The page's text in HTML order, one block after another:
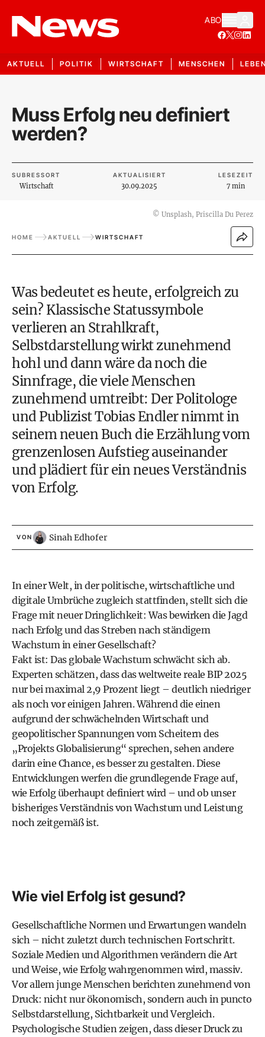
ABO
AKTUELL POLITIK WIRTSCHAFT MENSCHEN
Muss Erfolg neu definiert
werden?
SUBRESSORT
Wirtschaft
AKTUALISIERT
30.09.2025
LESEZEIT
7 min
© Unsplash, Priscilla Du Perez
HOME AKTUELL WIRTSCHAFT
Was bedeutet es heute, erfolgreich zu
sein? Klassische Statussymbole
verlieren an Strahlkraft,
Selbstdarstellung wirkt zunehmend
hohl und dann wäre da noch die
Sinnfrage, die viele Menschen
zunehmend umtreibt: Der Politologe
und Publizist Tobias Endler nimmt in
seinem neuen Buch die Erzählung vom
grenzenlosen Aufstieg auseinander
und plädiert für ein neues Verständnis
von Erfolg.
VON Sinah Edhofer
In einer Welt, in der politische, wirtschaftliche und
digitale Umbrüche zugleich stattfinden, stellt sich die
Frage mit neuer Dringlichkeit: Was bewirken die Jagd
nach Erfolg und das Streben nach ständigem
Wachstum in einer Gesellschaft?
Fakt ist: Das globale Wachstum schwächt sich ab.
Experten schätzen, dass das weltweite reale BIP 2025
nur bei maximal 2,9 Prozent liegt – deutlich niedriger
als noch vor einigen Jahren. Während die einen
aufgrund der schwächelnden Wirtschaft und
geopolitischer Spannungen vom Scheitern des
„Projekts Globalisierung“ sprechen, sehen andere
darin eine Chance, es besser zu gestalten. Diese
Entwicklungen werfen die grundlegende Frage auf,
wie Erfolg überhaupt definiert wird – und ob unser
bisheriges Verständnis von Wachstum und Leistung
noch zeitgemäß ist.
Wie viel Erfolg ist gesund?
Gesellschaftliche Normen und Erwartungen wandeln
sich – nicht zuletzt durch technischen Fortschritt.
Soziale Medien und Algorithmen verändern die Art
und Weise, wie Erfolg wahrgenommen wird, massiv.
Vor allem junge Menschen berichten zunehmend von
Druck: nicht nur ökonomisch, sondern auch in puncto
Selbstdarstellung, Sichtbarkeit und Vergleich.
Psychologische Studien zeigen, dass dieser Druck zu